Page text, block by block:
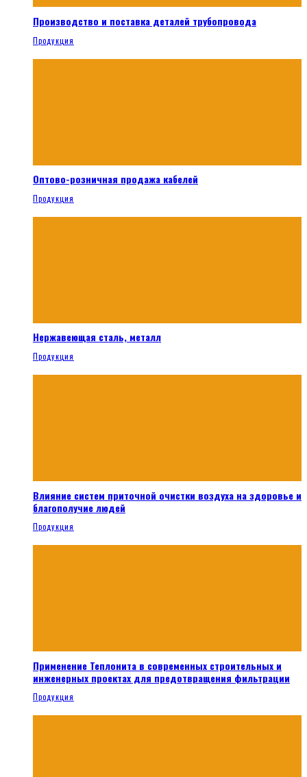
Производство и поставка деталей трубопровода
Продукция
Оптово-розничная продажа кабелей
Продукция
Нержавеющая сталь, металл
Продукция
Влияние систем приточной очистки воздуха на здоровье и
благополучие людей
Продукция
Применение Теплонита в современных строительных и
инженерных проектах для предотвращения фильтрации
Продукция